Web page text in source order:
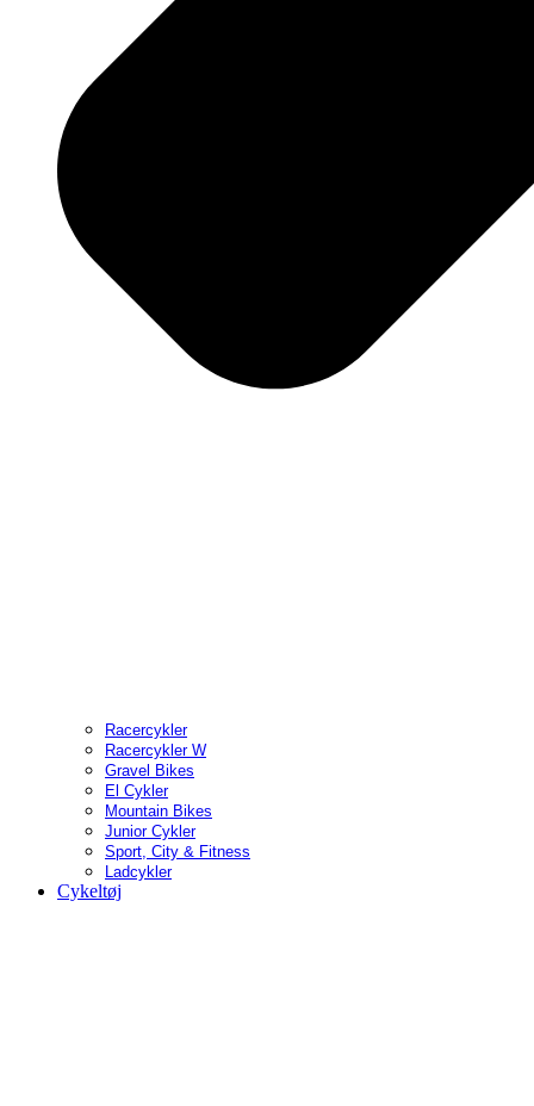
Racercykler
Racercykler W
Gravel Bikes
El Cykler
Mountain Bikes
Junior Cykler
Sport, City & Fitness
Ladcykler
Cykeltøj